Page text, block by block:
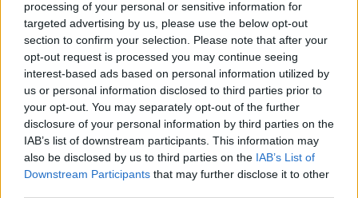
processing of your personal or sensitive information for
targeted advertising by us, please use the below opt-out
section to confirm your selection. Please note that after your
opt-out request is processed you may continue seeing
interest-based ads based on personal information utilized by
us or personal information disclosed to third parties prior to
your opt-out. You may separately opt-out of the further
disclosure of your personal information by third parties on the
IAB’s list of downstream participants. This information may
also be disclosed by us to third parties on the IAB’s List of
Downstream Participants that may further disclose it to other
nem volt - mert nem is lehetett a tárgyalások ezen
szakaszában - azért azt láthatjuk, az EU vezetői még
mindig képtelenek értelmes megoldást szülni a…